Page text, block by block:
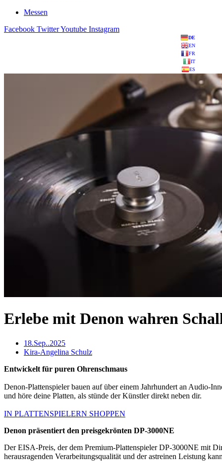
Messen
Facebook TwitterYoutube Instagram
DE
EN
FR
IT
ES
Erlebe mit Denon wahren
18.Sep..2025
Kira-Angelina Schulz
Entwickelt für puren Ohrenschmaus
Denon-Plattenspieler bauen auf über einem Jahrhundert an Audio-
und höre deine Platten, als stünde der Künstler direkt neben dir.
IN PLATTENSPIELERN SHOPPEN
Denon präsentiert den preisgekrönten DP-3000NE
Der EISA-Preis, der dem Premium-Plattenspieler DP-3000NE mit
herausragenden Verarbeitungsqualität und der astreinen Leistung